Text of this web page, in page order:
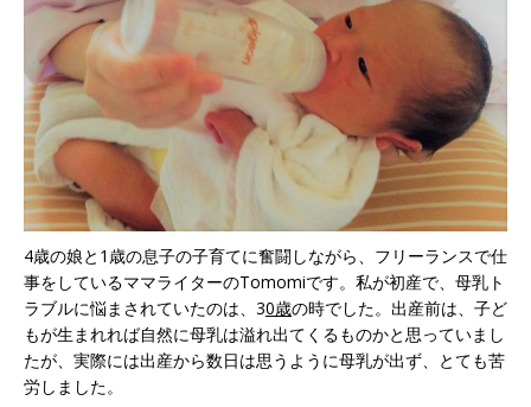
4歳の娘と1歳の息子の子育てに奮闘しながら、フリーランスで仕
事をしているママライターのTomomiです。私が初産で、母乳ト
ラブルに悩まされていたのは、30歳の時でした。出産前は、子ど
もが生まれれば自然に母乳は溢れ出てくるものかと思っていまし
たが、実際には出産から数日は思うように母乳が出ず、とても苦
労しました。